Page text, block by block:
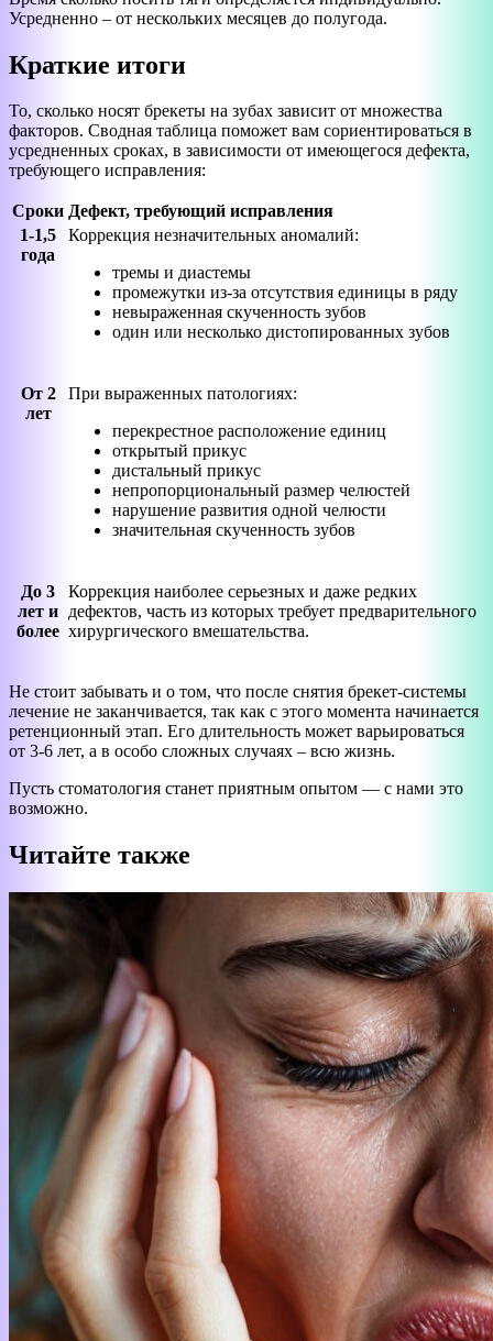
Усредненно – от нескольких месяцев до полугода.
Краткие итоги
То, сколько носят брекеты на зубах зависит от множества
факторов. Сводная таблица поможет вам сориентироваться в
усредненных сроках, в зависимости от имеющегося дефекта,
требующего исправления:
Сроки Дефект, требующий исправления
1-1,5
года
Коррекция незначительных аномалий:
тремы и диастемы
промежутки из-за отсутствия единицы в ряду
невыраженная скученность зубов
один или несколько дистопированных зубов
От 2
лет
При выраженных патологиях:
перекрестное расположение единиц
открытый прикус
дистальный прикус
непропорциональный размер челюстей
нарушение развития одной челюсти
значительная скученность зубов
До 3
лет и
более
Коррекция наиболее серьезных и даже редких
дефектов, часть из которых требует предварительного
хирургического вмешательства.
Не стоит забывать и о том, что после снятия брекет-системы
лечение не заканчивается, так как с этого момента начинается
ретенционный этап. Его длительность может варьироваться
от 3-6 лет, а в особо сложных случаях – всю жизнь.
Пусть стоматология станет приятным опытом — с нами это
возможно.
Читайте также